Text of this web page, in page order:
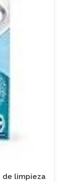
de limpieza